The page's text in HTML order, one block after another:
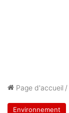
Page d'accueil /
Environnement